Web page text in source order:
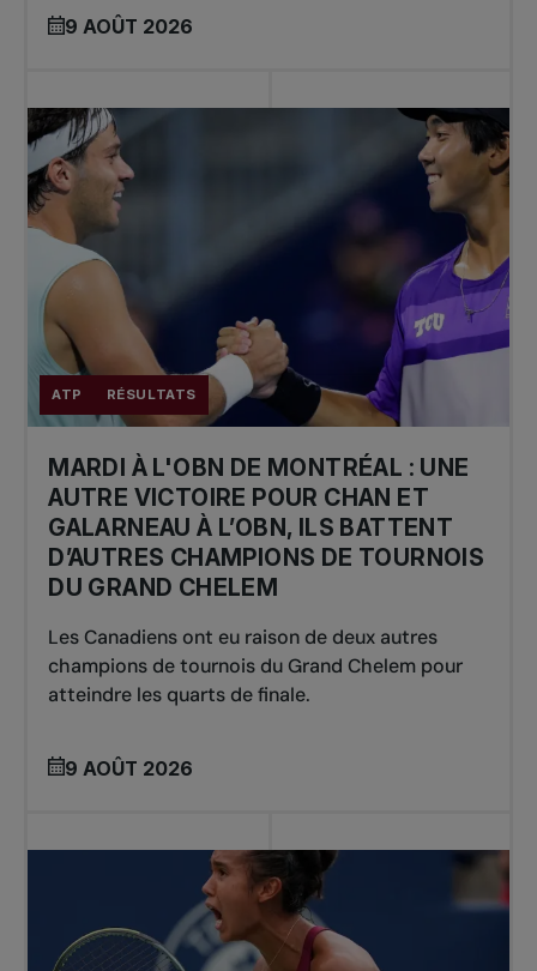
9 AOÛT 2026
ATP RÉSULTATS
MARDI À L'OBN DE MONTRÉAL : UNE
AUTRE VICTOIRE POUR CHAN ET
GALARNEAU À L’OBN, ILS BATTENT
D’AUTRES CHAMPIONS DE TOURNOIS
DU GRAND CHELEM
Les Canadiens ont eu raison de deux autres
champions de tournois du Grand Chelem pour
atteindre les quarts de finale.
9 AOÛT 2026